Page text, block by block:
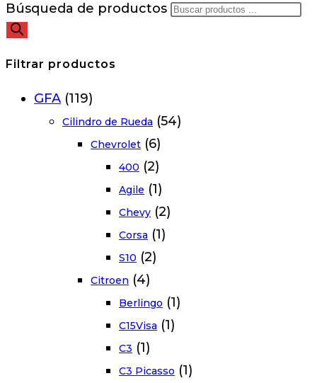
Búsqueda de productos
Filtrar productos
GFA (119)
Cilindro de Rueda (54)
Chevrolet (6)
400 (2)
Agile (1)
Chevy (2)
Corsa (1)
S10 (2)
Citroen (4)
Berlingo (1)
C15Visa (1)
C3 (1)
C3 Picasso (1)